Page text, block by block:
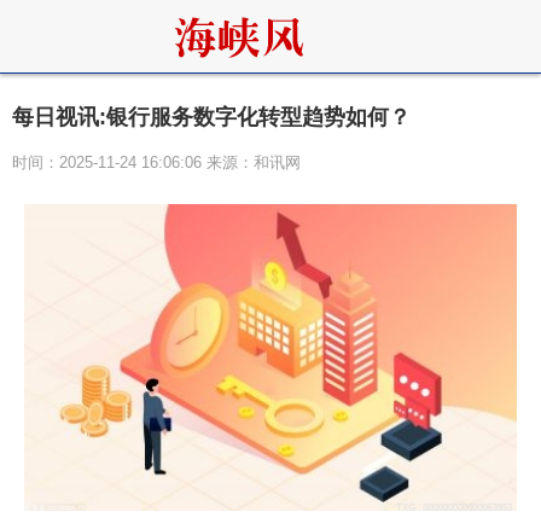
每日视讯:银行服务数字化转型趋势如何？
时间：2025-11-24 16:06:06 来源：和讯网